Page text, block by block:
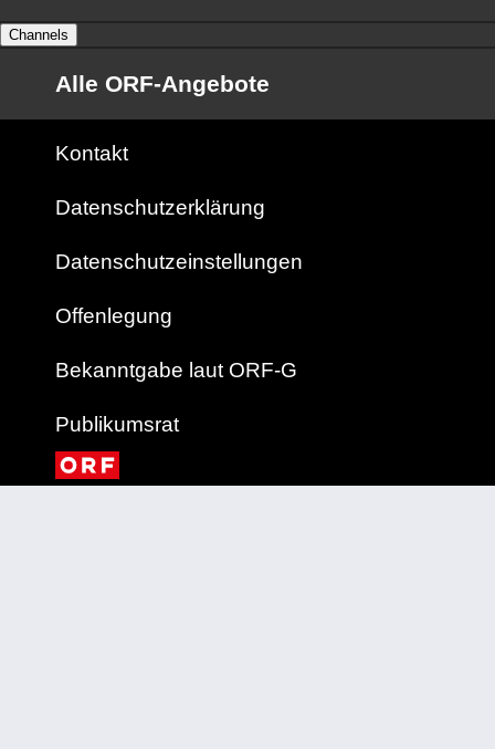
Channels
Alle ORF-Angebote
Kontakt
Datenschutzerklärung
Datenschutzeinstellungen
Offenlegung
Bekanntgabe laut ORF-G
Publikumsrat